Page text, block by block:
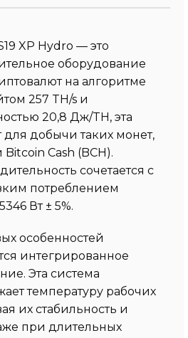
XP Hydro — это
оборудование
на алгоритме
257 TH/s и
20,8 Дж/TH, эта
добычи таких монет,
Cash (BCH).
сочетается с
потреблением
Вт ± 5%.
особенностей
интегрированное
Эта система
температуру рабочих
их стабильность и
при длительных